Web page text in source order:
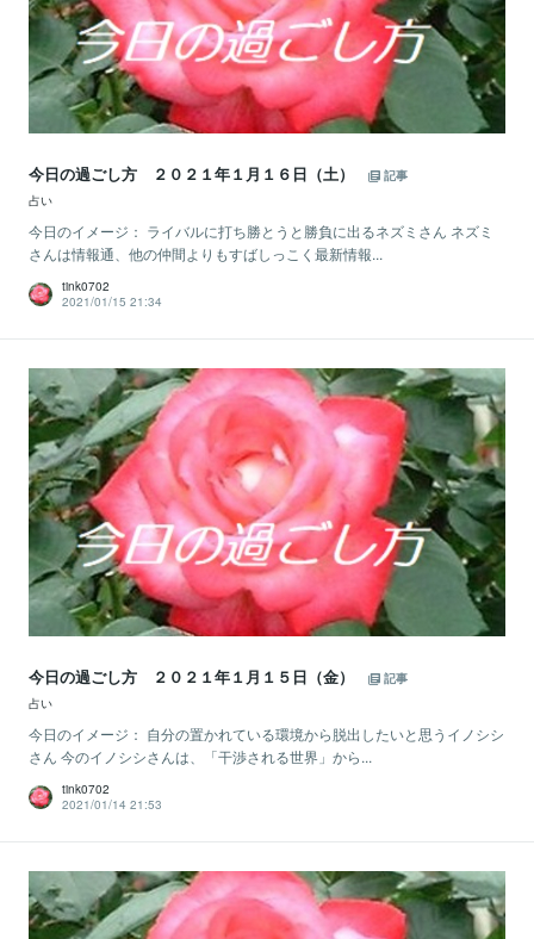
今日の過ごし方 ２０２１年１月１６日（土）
記事
占い
今日のイメージ： ライバルに打ち勝とうと勝負に出るネズミさん ネズミ
さんは情報通、他の仲間よりもすばしっこく最新情報...
tink0702
2021/01/15 21:34
今日の過ごし方 ２０２１年１月１５日（金）
記事
占い
今日のイメージ： 自分の置かれている環境から脱出したいと思うイノシシ
さん 今のイノシシさんは、「干渉される世界」から...
tink0702
2021/01/14 21:53